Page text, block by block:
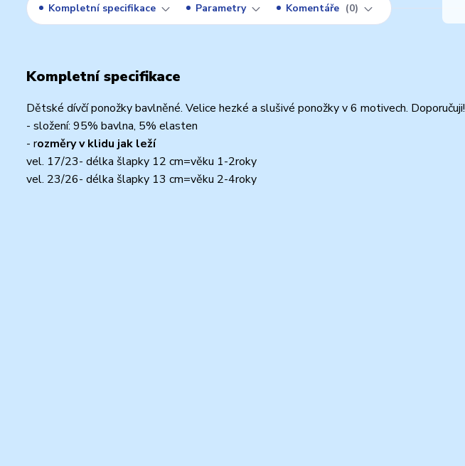
Kompletní specifikace Parametry Komentáře 0
Kompletní specifikace
Dětské dívčí ponožky bavlněné. Velice hezké a slušivé ponožky v 6 motivech. Doporučuji!
- složení: 95% bavlna, 5% elasten
- rozměry v klidu jak leží
vel. 17/23- délka šlapky 12 cm=věku 1-2roky
vel. 23/26- délka šlapky 13 cm=věku 2-4roky